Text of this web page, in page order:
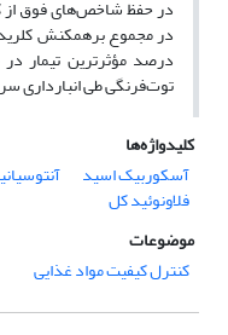
در حفظ شاخص‌های فوق از
درصد مؤثرترین تیمار
توت‌فرنگی طی انبارداری
کلیدواژه‌ها
آسکوربیک اسید
فلاونوئید کل
موضوعات
کنترل کیفیت مواد غذایی